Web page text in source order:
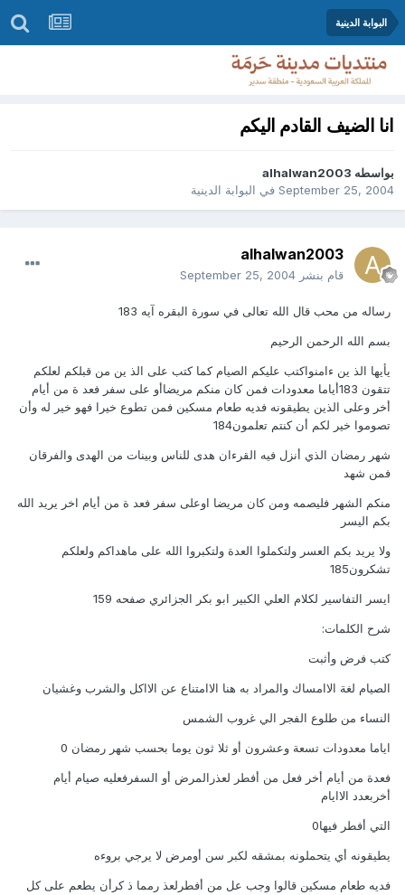
البوابة الدينية
انا الضيف القادم اليكم
بواسطه alhalwan2003
September 25, 2004في البوابة الدينية
alhalwan2003
قام بنشر September 25, 2004
رساله من محب قال الله تعالى في سورة البقره آيه 183
بسم الله الرحمن الرحيم
يأيها الذ ين ءامنواكتب عليكم الصيام كما كتب على الذ ين من قبلكم لعلكم
تتقون 183أياما معدودات فمن كان منكم مريضاأو على سفر فعد ة من أيام
أخر وعلى الذين يطيقونه فديه طعام مسكين فمن تطوع خيرا فهو خير له وأن
تصوموا خير لكم أن كنتم تعلمون184
شهر رمضان الذي أنزل فيه القرءان هدى للناس وبينات من الهدى والفرقان
فمن شهد
منكم الشهر فليصمه ومن كان مريضا اوعلى سفر فعد ة من أيام اخر يريد الله
بكم اليسر
ولا يريد بكم العسر ولتكملوا العدة ولتكبروا الله على ماهداكم ولعلكم
تشكرون185
ايسر التفاسير لكلام العلي الكبير ابو بكر الجزائري صفحه 159
شرح الكلمات:
كتب فرض وأثبت
الصيام لغة الاامساك والمراد به هنا الاامتناع عن الااكل والشرب وغشيان
النساء من طلوع الفجر الي غروب الشمس
اياما معدودات تسعة وعشرون أو ثلا ثون يوما بحسب شهر رمضان 0
فعدة من أيام أخر فعل من أفطر لعذرالمرض أو السفرفعليه صيام أيام
أخربعدد الاايام
التي أفطر فيها0
يطيقونه أي يتحملونه بمشقه لكبر سن أومرض لا يرجي بروءه
فديه طعام مسكين قالوا وجب عل من أفطرلعذ رمما ذ كرأن يطعم على كل